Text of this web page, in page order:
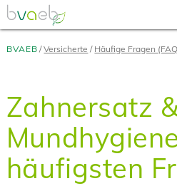
Zum
Seiteninhalt
springen
Zur
Navigation
springen
Zur
Mobilen
Navigation
BVAEB Versicherte Häufige Fragen
Zahnersatz
häufigsten